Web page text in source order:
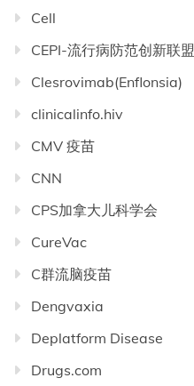
Cell
CEPI-流行病防范创新联盟
Clesrovimab(Enflonsia)
clinicalinfo.hiv
CMV 疫苗
CNN
CPS加拿大儿科学会
CureVac
C群流脑疫苗
Dengvaxia
Deplatform Disease
Drugs.com